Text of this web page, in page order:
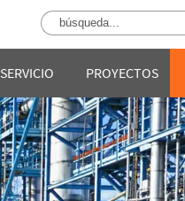
SERVICIO PROYECTOS